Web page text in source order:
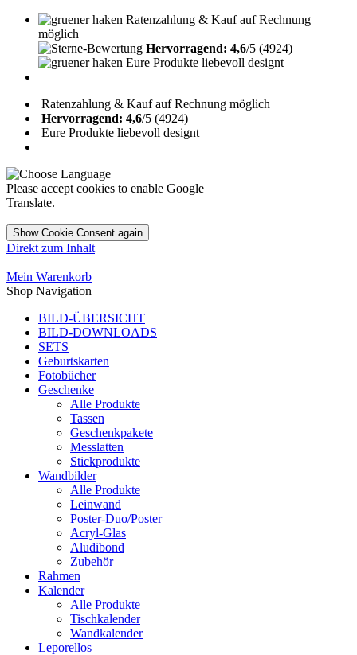
Ratenzahlung & Kauf auf Rechnung
möglich
Hervorragend: 4,6/5 (4924)
Eure Produkte liebevoll designt
Ratenzahlung & Kauf auf Rechnung möglich
Hervorragend: 4,6/5 (4924)
Eure Produkte liebevoll designt
Please accept cookies to enable Google
Translate.
Show Cookie Consent again
Direkt zum Inhalt
Mein Warenkorb
Shop Navigation
BILD-ÜBERSICHT
BILD-DOWNLOADS
SETS
Geburtskarten
Fotobücher
Geschenke
Alle Produkte
Tassen
Geschenkpakete
Messlatten
Stickprodukte
Wandbilder
Alle Produkte
Leinwand
Poster-Duo/Poster
Acryl-Glas
Aludibond
Zubehör
Rahmen
Kalender
Alle Produkte
Tischkalender
Wandkalender
Leporellos